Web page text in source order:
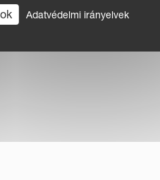
Adatvédelmi irányelvek